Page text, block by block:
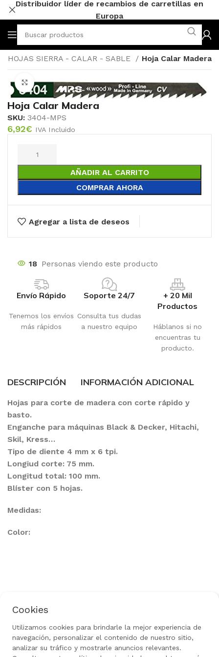
HOJAS SIERRA - CALAR - SABLE Hoja Calar Madera
Click to enlarge
Hoja Calar Madera
SKU: 3404-MPS
6,92€ IVA Incluido
AÑADIR AL CARRITO
COMPRAR AHORA
Agregar a lista de deseos
18 Personas viendo este producto
Envío Rápido
Tenemos los envíos
más rápidos
Soporte 24/7
Consulta tus dudas
a nuestro equipo
+ 20 Mil
Productos
Háblanos si no
encuentras tu
producto.
DESCRIPCIÓN INFORMACIÓN ADICIONAL
Hojas para corte de madera con corte rápido y
basto.
Enganche para máquinas Black & Decker, Hitachi,
Skil, Kress…
Tipo de diente 4 mm x 6 tpi.
Longiud corte: 75 mm.
Longitud total: 100 mm.
Blíster con 5 hojas.
Medidas:
Color:
Política de Privacidad
Política de Devoluciones
Rediseñado porgow.tech|Todos los derechos
reservados 2024
Distribuidor líder de recambios de carretillas en
Europa
Cookies
Utilizamos cookies para brindarle la mejor experiencia de
navegación, personalizar el contenido de nuestro sitio,
analizar su tráfico y mostrarle anuncios relevantes.